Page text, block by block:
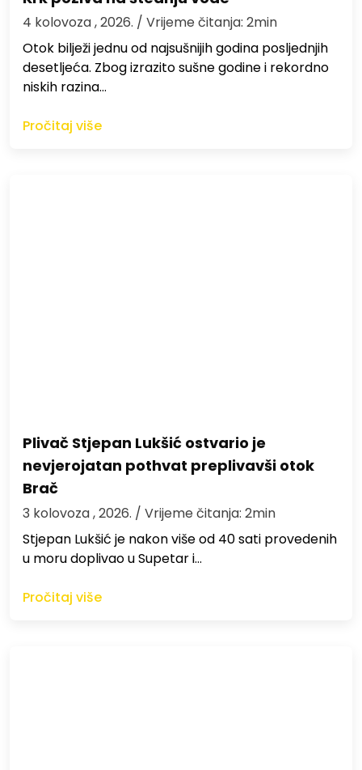
4 kolovoza , 2026. / Vrijeme čitanja: 2min
Otok bilježi jednu od najsušnijih godina posljednjih
desetljeća. Zbog izrazito sušne godine i rekordno
niskih razina…
Pročitaj više
Plivač Stjepan Lukšić ostvario je
nevjerojatan pothvat preplivavši otok
Brač
3 kolovoza , 2026. / Vrijeme čitanja: 2min
St​jepan Lukšić je nakon više od 40 sati provedenih
u moru doplivao u Supetar i…
Pročitaj više